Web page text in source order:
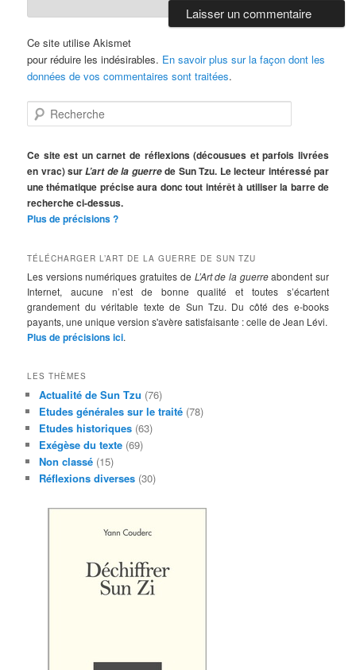
Ce site utilise Akismet
pour réduire les indésirables. En savoir plus sur la façon dont les
données de vos commentaires sont traitées.
e
h
e
r
c
h
Ce site est un carnet de réflexions (décousues et parfois livrées
en vrac) surL’art de la guerrede Sun Tzu. Le lecteur intéressé par
une thématique précise aura donc tout intérêt à utiliser la barre de
recherche ci-dessus.
Plus de précisions ?
TÉLÉCHARGER L’ART DE LA GUERRE DE SUN TZU
Les versions numériques gratuites de L’Art de la guerreabondent sur
Internet, aucune n’est de bonne qualité et toutes s’écartent
grandement du véritable texte de Sun Tzu. Du côté des e-books
payants, une unique version s'avère satisfaisante : celle de Jean Lévi.
Plus de précisions ici.
LES THÈMES
Actualité de Sun Tzu (76)
Etudes générales sur le traité (78)
Etudes historiques (63)
Exégèse du texte (69)
Non classé (15)
Réflexions diverses (30)